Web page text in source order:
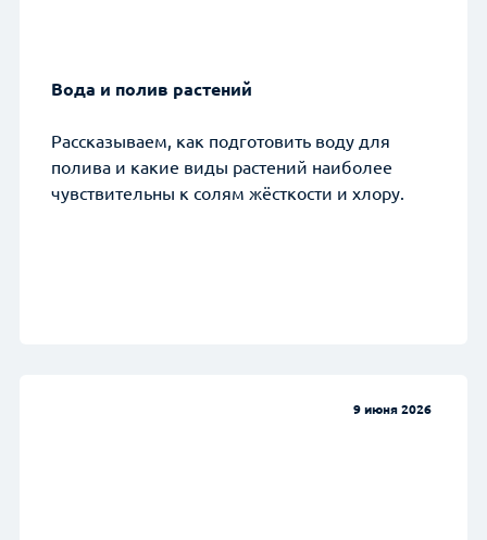
Вода и полив растений
Рассказываем, как подготовить воду для
полива и какие виды растений наиболее
чувствительны к солям жёсткости и хлору.
9 июня 2026